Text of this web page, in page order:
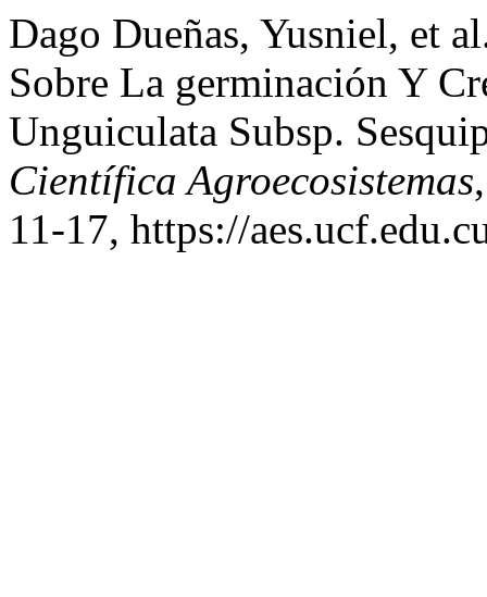
Dago Dueñas, Yusniel, et
Sobre La germinación Y
Unguiculata Subsp.
Científica Agroecosistemas
11-17, https://